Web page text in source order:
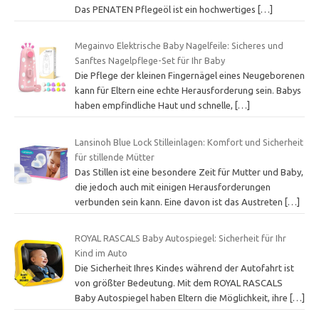
Das PENATEN Pflegeöl ist ein hochwertiges
[…]
Megainvo Elektrische Baby Nagelfeile: Sicheres und
Sanftes Nagelpflege-Set für Ihr Baby
Die Pflege der kleinen Fingernägel eines Neugeborenen
kann für Eltern eine echte Herausforderung sein. Babys
haben empfindliche Haut und schnelle,
[…]
Lansinoh Blue Lock Stilleinlagen: Komfort und Sicherheit
für stillende Mütter
Das Stillen ist eine besondere Zeit für Mutter und Baby,
die jedoch auch mit einigen Herausforderungen
verbunden sein kann. Eine davon ist das Austreten
[…]
ROYAL RASCALS Baby Autospiegel: Sicherheit für Ihr
Kind im Auto
Die Sicherheit Ihres Kindes während der Autofahrt ist
von größter Bedeutung. Mit dem ROYAL RASCALS
Baby Autospiegel haben Eltern die Möglichkeit, ihre
[…]